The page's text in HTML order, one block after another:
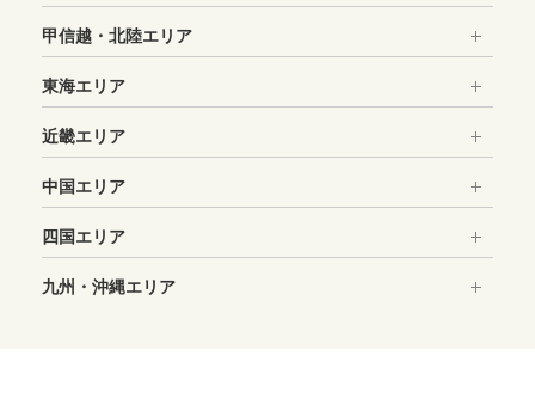
店舗詳細・予約はこちら
住所：東京都渋谷区渋谷1-16-14
渋谷駅東口より明治通りを原宿方面徒歩3分メトロプラザ駐
車場横
店舗詳細・予約はこちら
甲信越・北陸エリア
東海エリア
近畿エリア
中国エリア
四国エリア
九州・沖縄エリア